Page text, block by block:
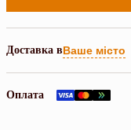
Доставка вВаше місто
Оплата